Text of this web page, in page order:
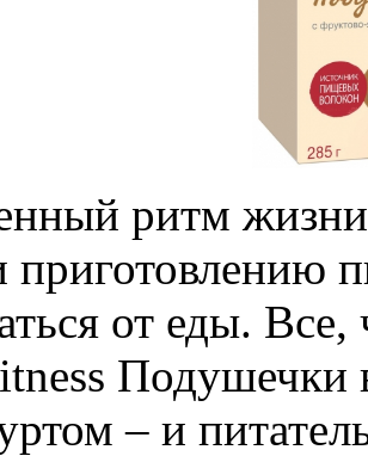
ритм жизни
приготовлению
от еды.
Подушечки
– и